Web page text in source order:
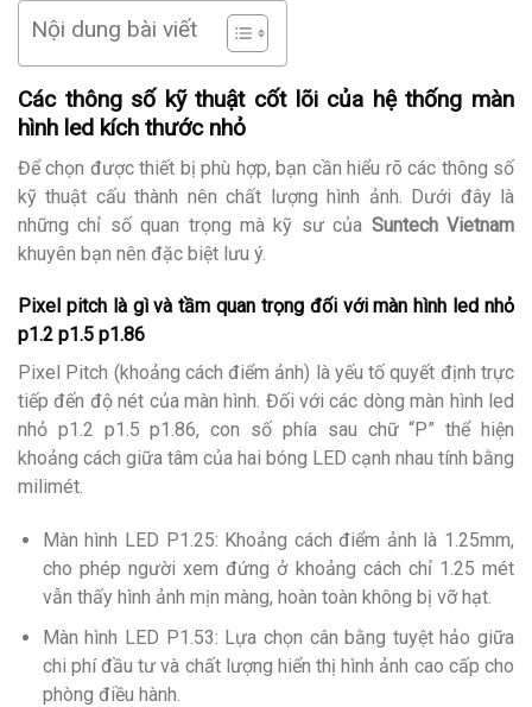
Nội dung bài viết
Các thông số kỹ thuật cốt lõi của hệ thống màn
hình led kích thước nhỏ
Để chọn được thiết bị phù hợp, bạn cần hiểu rõ các thông số
kỹ thuật cấu thành nên chất lượng hình ảnh. Dưới đây là
những chỉ số quan trọng mà kỹ sư của Suntech Vietnam
khuyên bạn nên đặc biệt lưu ý.
Pixel pitch là gì và tầm quan trọng đối với màn hình led nhỏ
p1.2 p1.5 p1.86
Pixel Pitch (khoảng cách điểm ảnh) là yếu tố quyết định trực
tiếp đến độ nét của màn hình. Đối với các dòng màn hình led
nhỏ p1.2 p1.5 p1.86, con số phía sau chữ “P” thể hiện
khoảng cách giữa tâm của hai bóng LED cạnh nhau tính bằng
milimét.
Màn hình LED P1.25: Khoảng cách điểm ảnh là 1.25mm,
cho phép người xem đứng ở khoảng cách chỉ 1.25 mét
vẫn thấy hình ảnh mịn màng, hoàn toàn không bị vỡ hạt.
Màn hình LED P1.53: Lựa chọn cân bằng tuyệt hảo giữa
chi phí đầu tư và chất lượng hiển thị hình ảnh cao cấp cho
phòng điều hành.